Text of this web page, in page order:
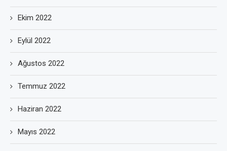
Ekim 2022
Eylül 2022
Ağustos 2022
Temmuz 2022
Haziran 2022
Mayıs 2022